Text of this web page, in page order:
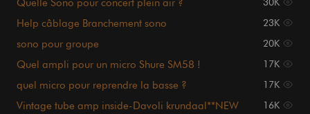
Quelle Sono pour concert plein air ? 30K
Help câblage Branchement sono 23K
sono pour groupe 20K
Quel ampli pour un micro Shure SM58 ! 17K
quel micro pour reprendre la basse ? 17K
Vintage tube amp inside-Davoli krundaal**NEW
16K